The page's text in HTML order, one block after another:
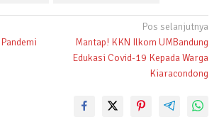
Pos selanjutnya
Mantap! KKN Ilkom UMBandung
Edukasi Covid-19 Kepada Warga
Kiaracondong